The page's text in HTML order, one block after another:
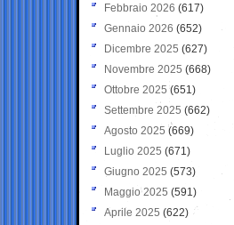
Febbraio 2026 (617)
Gennaio 2026 (652)
Dicembre 2025 (627)
Novembre 2025 (668)
Ottobre 2025 (651)
Settembre 2025 (662)
Agosto 2025 (669)
Luglio 2025 (671)
Giugno 2025 (573)
Maggio 2025 (591)
Aprile 2025 (622)